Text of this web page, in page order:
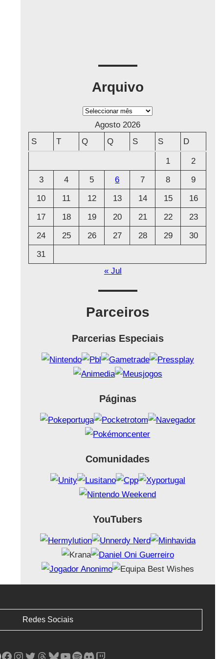
Arquivo
A
q
Agosto 2026
S
T Q Q S S D
1
2
3
4 5 6 7 8
9
10
11 12 13 14 15
16
17
18 19 20 21 22
23
24
25 26 27 28 29
30
31
« Jul
Parceiros
Parcerias Especiais
Páginas
Comunidades
YouTubers
Redes Sociais
Facebook Instagram Twitter Threads Bluesky YouTube Spotify Discord Twitch